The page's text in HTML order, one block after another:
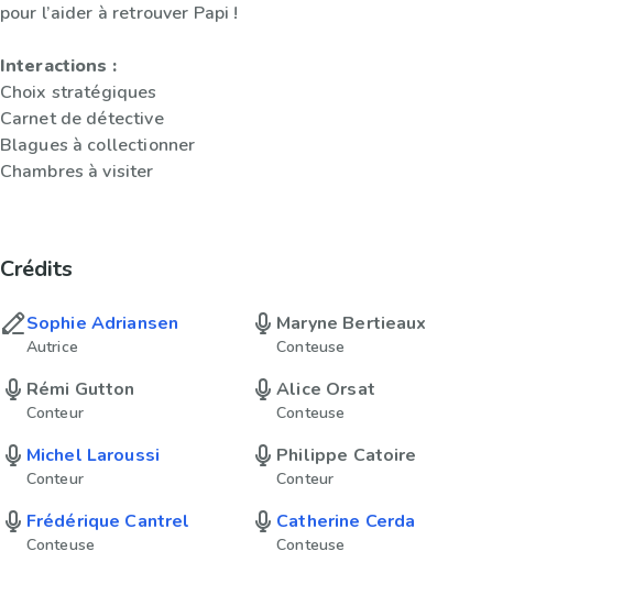
pour l’aider à retrouver Papi !
Interactions :
Choix stratégiques
Carnet de détective
Blagues à collectionner
Chambres à visiter
Crédits
Sophie Adriansen
Autrice
Maryne Bertieaux
Conteuse
Rémi Gutton
Conteur
Alice Orsat
Conteuse
Michel Laroussi
Conteur
Philippe Catoire
Conteur
Frédérique Cantrel
Conteuse
Catherine Cerda
Conteuse